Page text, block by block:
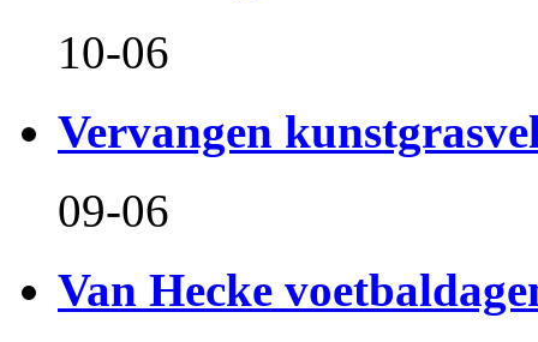
10-06
Vervangen
09-06
Van Hecke